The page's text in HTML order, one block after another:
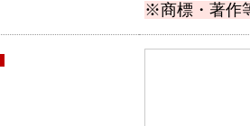
※商標・著作